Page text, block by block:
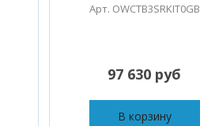
Арт. OWCTB3SRKIT0GB
97 630 руб
В корзину